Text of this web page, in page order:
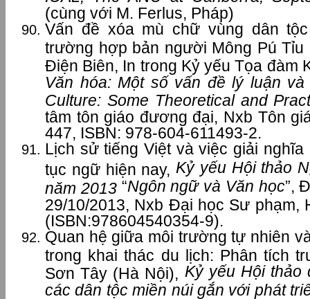
(cùng với M. Ferlus, Pháp)
Vấn đề xóa mù chữ vùng dân
trường hợp bản người Mông Pú Tỉu
Điện Biên, In trong Kỷ yếu Tọa đàm
Văn hóa: Một số vấn đề lý luận
Culture: Some Theoretical and
tâm tôn giáo đương đại, Nxb Tôn
447, ISBN: 978-604-611493-2.
Lịch sử tiếng Việt và việc giải
tục ngữ hiện nay, Kỷ yếu Hội thảo
năm 2013“Ngôn ngữ và Văn học”,
29/10/2013, Nxb Đại học Sư phạm,
(ISBN:978604540354-9).
Quan hệ giữa môi trường tự nhiên
trong khai thác du lịch: Phân tích
Sơn Tây (Hà Nội), Kỷ yếu Hội
các dân tộc miền núi gắn với phát